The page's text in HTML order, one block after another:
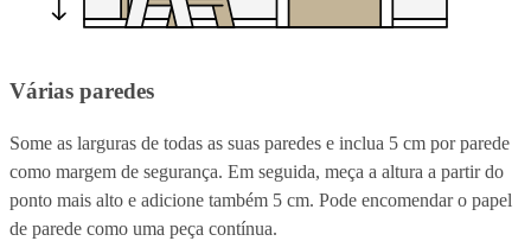
Várias paredes
Some as larguras de todas as suas paredes e inclua 5 cm por parede
como margem de segurança. Em seguida, meça a altura a partir do
ponto mais alto e adicione também 5 cm. Pode encomendar o papel
de parede como uma peça contínua.